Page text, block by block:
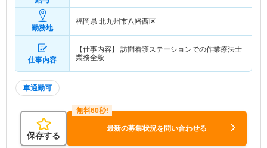
勤務地
福岡県 北九州市八幡西区
仕事内容
【仕事内容】 訪問看護ステーションでの作業療法士
業務全般
車通勤可
保存する
最新の募集状況を問い合わせる